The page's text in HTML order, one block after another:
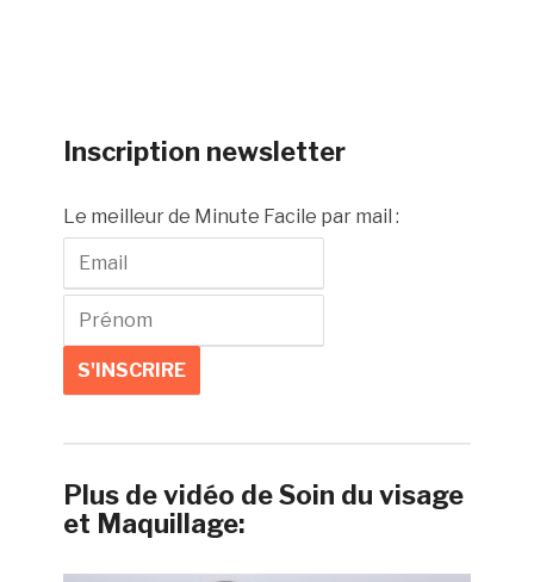
Inscription newsletter
Le meilleur de Minute Facile par mail :
Plus de vidéo de Soin du visage
et Maquillage: